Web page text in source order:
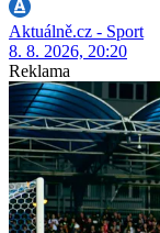
Aktuálně.cz - Sport
8. 8. 2026, 20:20
Reklama